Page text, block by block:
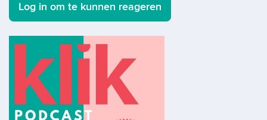
Log in om te kunnen reageren